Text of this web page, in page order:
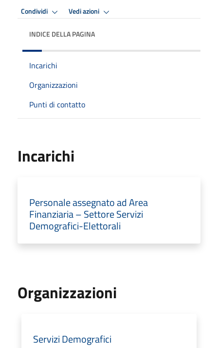
Condividi Vedi azioni
INDICE DELLA PAGINA
Incarichi
Organizzazioni
Punti di contatto
Incarichi
Personale assegnato ad Area
Finanziaria – Settore Servizi
Demografici-Elettorali
Organizzazioni
Servizi Demografici